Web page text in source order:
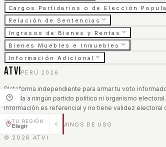
TU REGIÓN
Elegir
Cargos Partidarios o de Elección
Relación de Sentencias
Ingresos de Bienes y Rentas
Bienes Muebles e Inmuebles
Información Adicional
ATVI PERÚ 2026
Plataforma independiente para armar tu voto
afiliada a ningún partido político ni organismo
información es referencial y no tiene validez electoral
AVISO LEGAL
TÉRMINOS DE USO
© 2026 ATVI